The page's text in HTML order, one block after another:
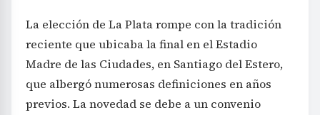
La elección de La Plata rompe con la tradición
reciente que ubicaba la final en el Estadio
Madre de las Ciudades, en Santiago del Estero,
que albergó numerosas definiciones en años
previos. La novedad se debe a un convenio